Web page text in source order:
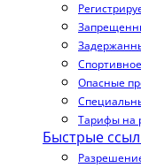
Опасные
Тарифы на
Быстрые